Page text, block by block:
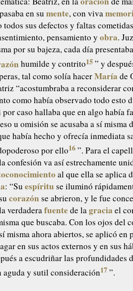
en sumente, con viva
todos sus defectos y faltas
pensamiento yobra.
por su bajeza, cada día
humilde y contrito15” y
tal como solía hacerMaría de
“acostumbraba a reconsiderar
como había observado todo esto
por caso hallaba que en algo había
u omisión se acusaba a sí misma
había hecho y ofrecía inmediata
por ello16”. Para el
confesión va así estrechamente
al que ella se aplica
: “Suespíritu se iluminó
corazón se abrieron, y le fue
verdaderafuente de lagracia el
que buscaba. Con los ojos del
misma ahora abiertos, se aplicó en
en sus actos externos y en sus
a escudriñar las profundidades
aguda y sutil consideración17”.